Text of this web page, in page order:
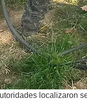
localizaron